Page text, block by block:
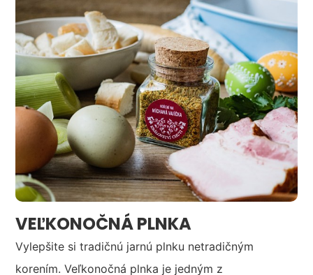
VEĽKONOČNÁ PLNKA
Vylepšite si tradičnú jarnú plnku netradičným
korením. Veľkonočná plnka je jedným z